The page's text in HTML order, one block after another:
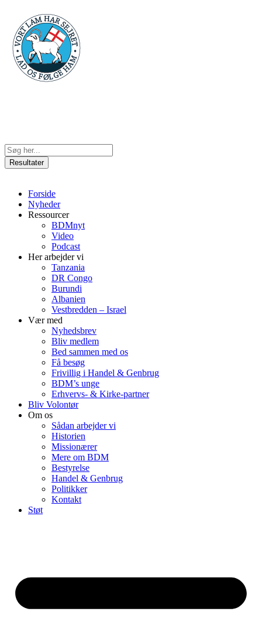
indhold
Search
...Resultater
Forside
Nyheder
Ressourcer
BDMnyt
Video
Podcast
Her arbejder vi
Tanzania
DR Congo
Burundi
Albanien
Vestbredden – Israel
Vær med
Nyhedsbrev
Bliv medlem
Bed sammen med os
Få besøg
Frivillig i Handel & Genbrug
BDM’s unge
Erhvervs- & Kirke-partner
Bliv Volontør
Om os
Sådan arbejder vi
Historien
Missionærer
Mere om BDM
Bestyrelse
Handel & Genbrug
Politikker
Kontakt
Støt